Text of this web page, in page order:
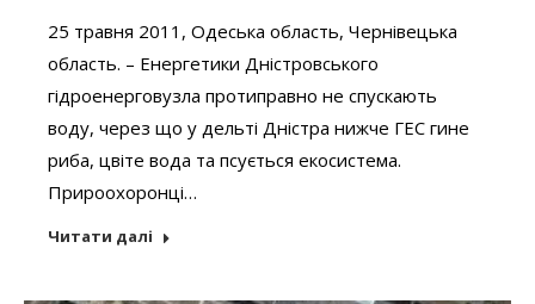
25 травня 2011, Одеська область, Чернівецька
область. – Енергетики Дністровського
гідроенерговузла протиправно не спускають
воду, через що у дельті Дністра нижче ГЕС гине
риба, цвіте вода та псується екосистема.
Прироохоронці…
Читати далі